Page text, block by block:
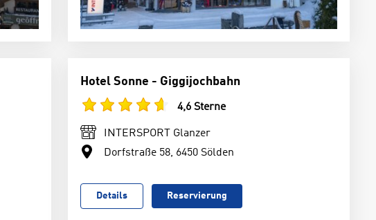
Hotel Sonne - Giggijochbahn
4,6 Sterne
INTERSPORT Glanzer
Dorfstraße 58, 6450 Sölden
Details Reservierung